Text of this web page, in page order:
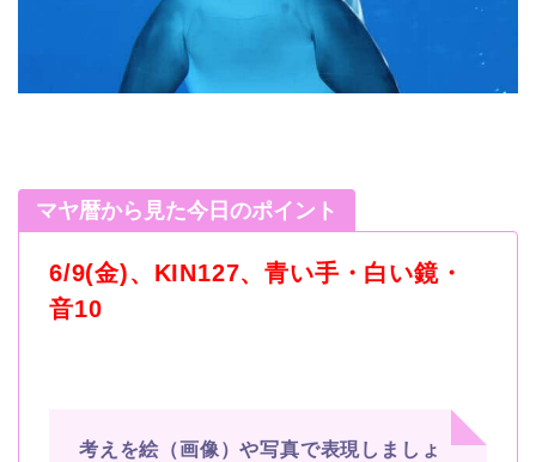
マヤ暦から見た今日のポイント
6/9(金)、 KIN127、青い手・白い鏡・
音10
考えを絵（画像）や写真で表現しましょ